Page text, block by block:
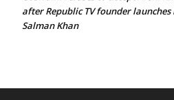
after Republic TV founder
Salman Khan